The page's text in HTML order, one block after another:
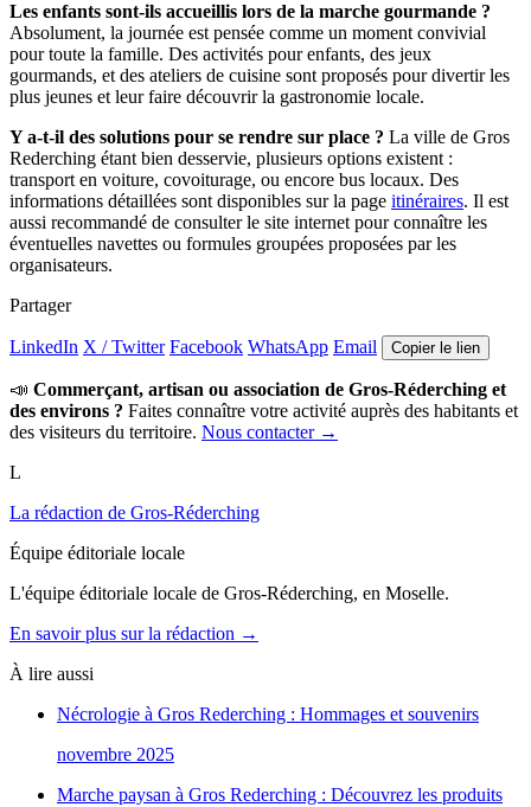
Les enfants sont-ils accueillis lors de la marche gourmande ?
Absolument, la journée est pensée comme un moment convivial
pour toute la famille. Des activités pour enfants, des jeux
gourmands, et des ateliers de cuisine sont proposés pour divertir les
plus jeunes et leur faire découvrir la gastronomie locale.
Y a-t-il des solutions pour se rendre sur place ? La ville de Gros
Rederching étant bien desservie, plusieurs options existent :
transport en voiture, covoiturage, ou encore bus locaux. Des
informations détaillées sont disponibles sur la page itinéraires. Il est
aussi recommandé de consulter le site internet pour connaître les
éventuelles navettes ou formules groupées proposées par les
organisateurs.
Partager
LinkedIn X / Twitter Facebook WhatsApp Email Copier le lien
📣 Commerçant, artisan ou association de Gros-Réderching et
des environs ? Faites connaître votre activité auprès des habitants et
des visiteurs du territoire. Nous contacter →
L
La rédaction de Gros-Réderching
Équipe éditoriale locale
L'équipe éditoriale locale de Gros-Réderching, en Moselle.
En savoir plus sur la rédaction →
À lire aussi
Nécrologie à Gros Rederching : Hommages et souvenirs
novembre 2025
Marche paysan à Gros Rederching : Découvrez les produits